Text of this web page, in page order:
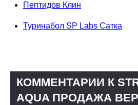
Пептидов Клин
Туринабол SP Labs Сатка
КОММЕНТАРИИ К
AQUA ПРОДАЖА